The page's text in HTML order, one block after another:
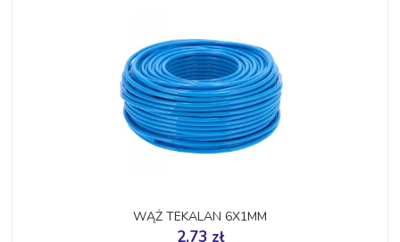
WĄŻ TEKALAN 6X1MM
2,73 zł